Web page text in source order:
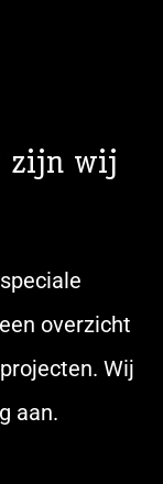
zijn wij
overzicht
Wij
aan.